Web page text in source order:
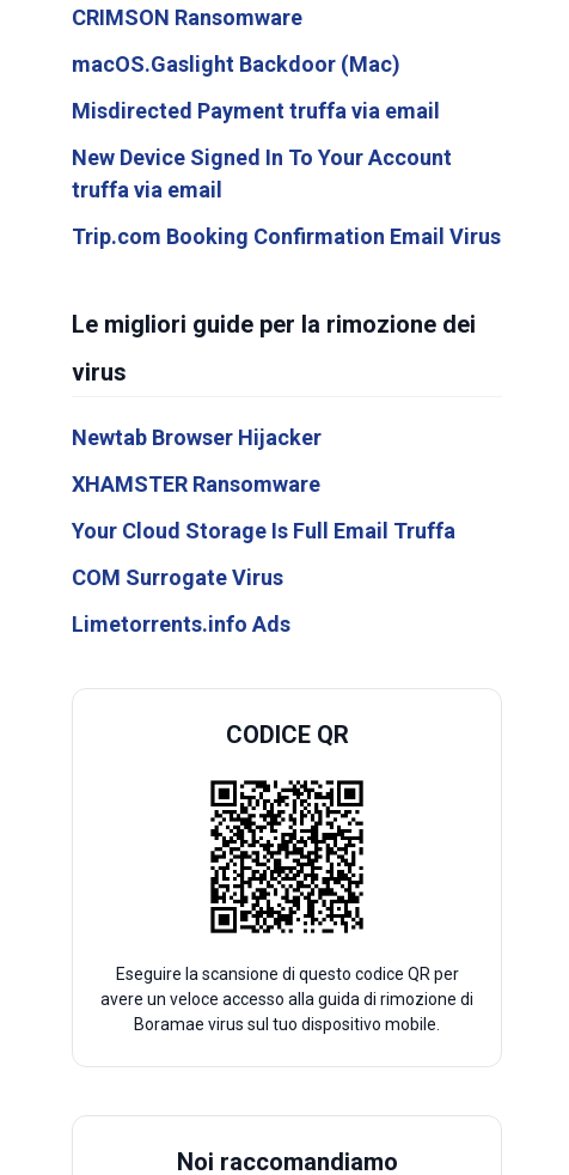
CRIMSON Ransomware
macOS.Gaslight Backdoor (Mac)
Misdirected Payment truffa via email
New Device Signed In To Your Account
truffa via email
Trip.com Booking Confirmation Email Virus
Le migliori guide per la rimozione dei
virus
Newtab Browser Hijacker
XHAMSTER Ransomware
Your Cloud Storage Is Full Email Truffa
COM Surrogate Virus
Limetorrents.info Ads
CODICE QR
Eseguire la scansione di questo codice QR per
avere un veloce accesso alla guida di rimozione di
Boramae virus sul tuo dispositivo mobile.
Noi raccomandiamo